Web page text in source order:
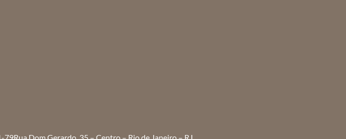
79Rua Dom Gerardo, 35 – Centro – Rio de Janeiro – RJ